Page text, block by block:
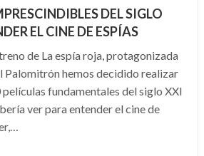
DEL SIGLO
EL CINE DE ESPÍAS
de La espía roja, protagonizada
Palomitrón hemos decidido realizar
fundamentales del siglo XXI
ver para entender el cine de